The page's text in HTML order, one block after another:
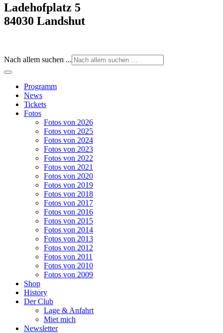
Ladehofplatz 5
84030 Landshut
Nach allem suchen ...
Programm
News
Tickets
Fotos
Fotos von 2026
Fotos von 2025
Fotos von 2024
Fotos von 2023
Fotos von 2022
Fotos von 2021
Fotos von 2020
Fotos von 2019
Fotos von 2018
Fotos von 2017
Fotos von 2016
Fotos von 2015
Fotos von 2014
Fotos von 2013
Fotos von 2012
Fotos von 2011
Fotos von 2010
Fotos von 2009
Shop
History
Der Club
Lage & Anfahrt
Miet mich
Newsletter